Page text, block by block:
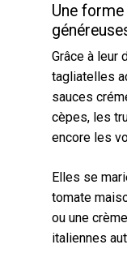
Une
Grâce à leur
tagliatelles
sauces
cèpes, les
encore les
Elles se
tomate
ou une
italiennes